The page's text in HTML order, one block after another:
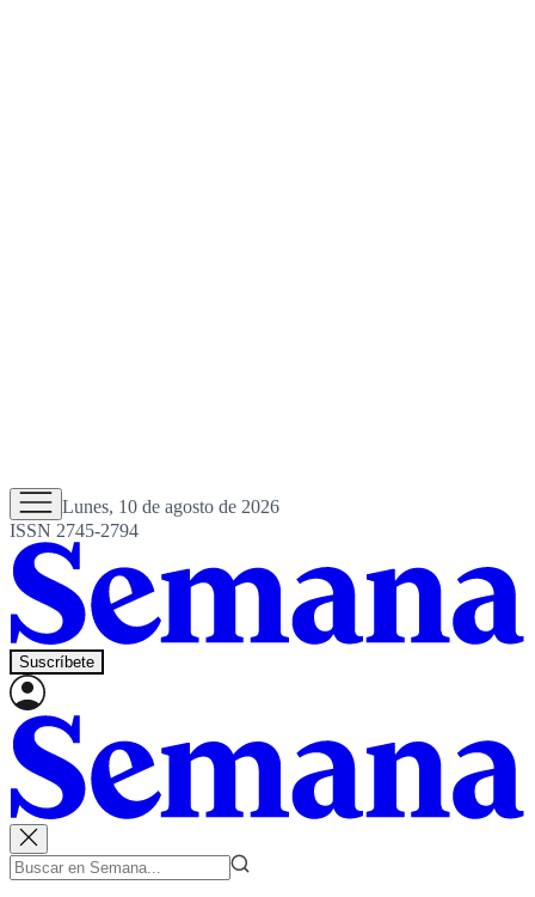
Lunes, 10 de agosto de 2026
ISSN 2745-2794
Suscríbete